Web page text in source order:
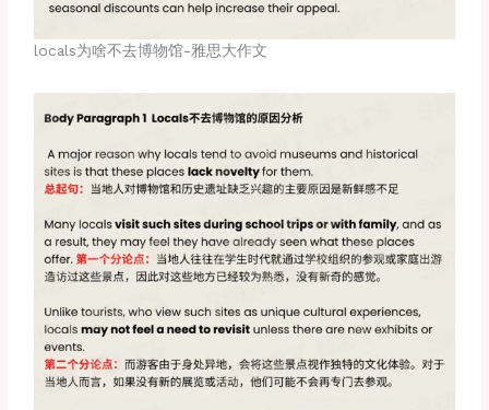
locals为啥不去博物馆-雅思大作文